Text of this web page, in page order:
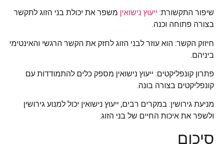
שיפור התקשורת: ייעוץ נישואין משפר את יכולת בני הזוג לתקשר
בצורה פתוחה וכנה.
חיזוק הקשר: הוא עוזר לבני הזוג לחזק את הקשר הרגשי והאינטימי
ביניהם.
פתרון קונפליקטים: ייעוץ נישואין מספק כלים להתמודדות עם
קונפליקטים בצורה בונה.
מניעת גירושין: במקרים רבים, ייעוץ נישואין יכול למנוע גירושין
ולשפר את איכות החיים של בני הזוג.
סיכום